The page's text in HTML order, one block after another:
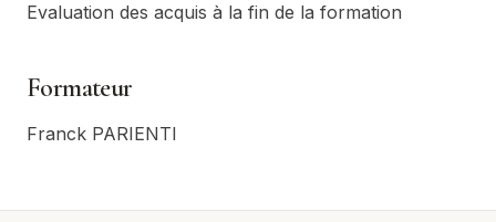
Evaluation des acquis à la fin de la formation
Formateur
Franck PARIENTI